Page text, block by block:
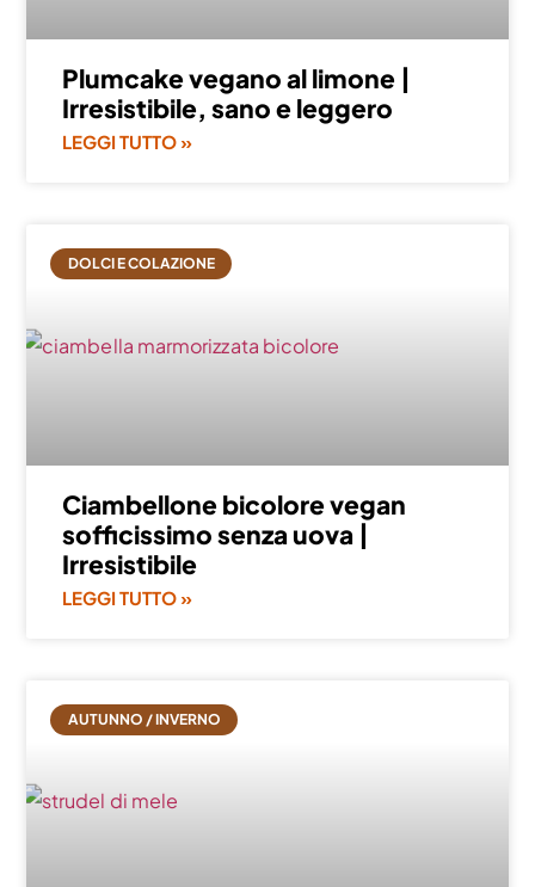
Plumcake vegano al limone |
Irresistibile, sano e leggero
LEGGI TUTTO »
DOLCI E COLAZIONE
Ciambellone bicolore vegan
sofficissimo senza uova |
Irresistibile
LEGGI TUTTO »
AUTUNNO / INVERNO